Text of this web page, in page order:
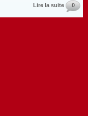
Lire la suite 0